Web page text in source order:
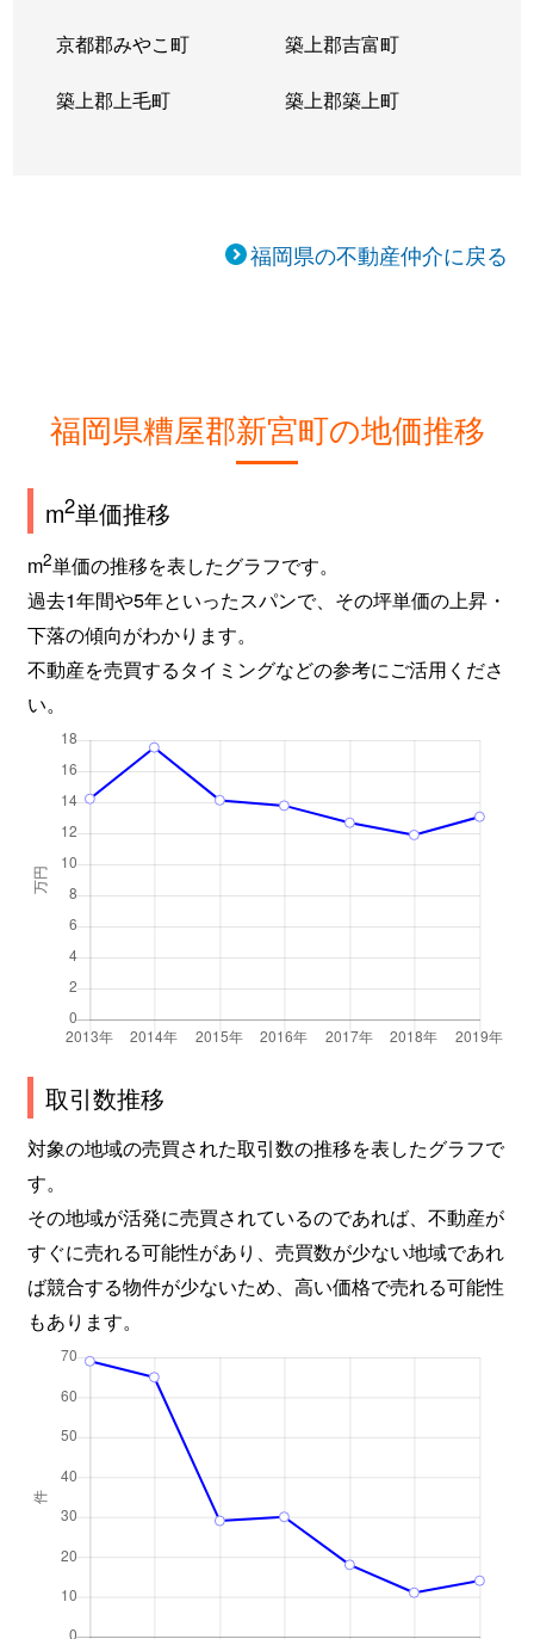
京都郡みやこ町 築上郡吉富町
築上郡上毛町 築上郡築上町
福岡県の不動産仲介に戻る
福岡県糟屋郡新宮町の地価推移
m2単価推移
m2単価の推移を表したグラフです。
過去1年間や5年といったスパンで、その坪単価の上昇・
下落の傾向がわかります。
不動産を売買するタイミングなどの参考にご活用くださ
い。
取引数推移
対象の地域の売買された取引数の推移を表したグラフで
す。
その地域が活発に売買されているのであれば、不動産が
すぐに売れる可能性があり、売買数が少ない地域であれ
ば競合する物件が少ないため、高い価格で売れる可能性
もあります。